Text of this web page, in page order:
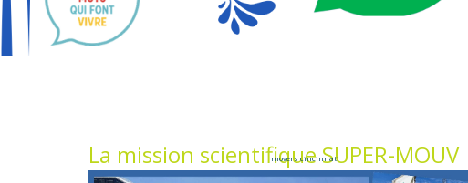
movers cincinnati
La mission scientifique SUPER-MOUV